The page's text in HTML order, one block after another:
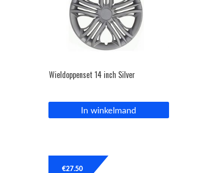
Wieldoppenset 14 inch Silver
In winkelmand
€27.50